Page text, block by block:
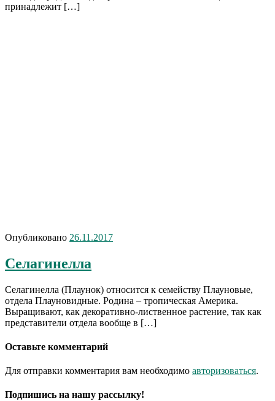
принадлежит […]
Опубликовано 26.11.2017
Селагинелла
Селагинелла (Плаунок) относится к семейству Плауновые,
отдела Плауновидные. Родина – тропическая Америка.
Выращивают, как декоративно-лиственное растение, так как
представители отдела вообще в […]
Оставьте комментарий
Для отправки комментария вам необходимо авторизоваться.
Подпишись на нашу рассылку!